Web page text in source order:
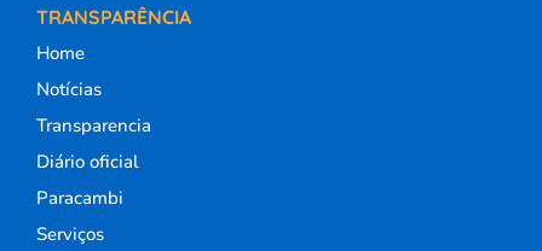
TRANSPARÊNCIA
Home
Notícias
Transparencia
Diário oficial
Paracambi
Serviços